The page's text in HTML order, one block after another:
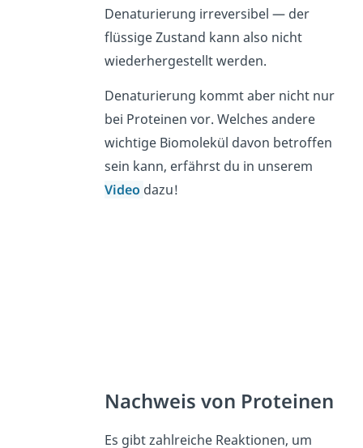
Denaturierung irreversibel — der
flüssige Zustand kann also nicht
wiederhergestellt werden.
Denaturierung kommt aber nicht nur
bei Proteinen vor. Welches andere
wichtige Biomolekül davon betroffen
sein kann, erfährst du in unserem
Video dazu!
Nachweis von Proteinen
Es gibt zahlreiche Reaktionen, um